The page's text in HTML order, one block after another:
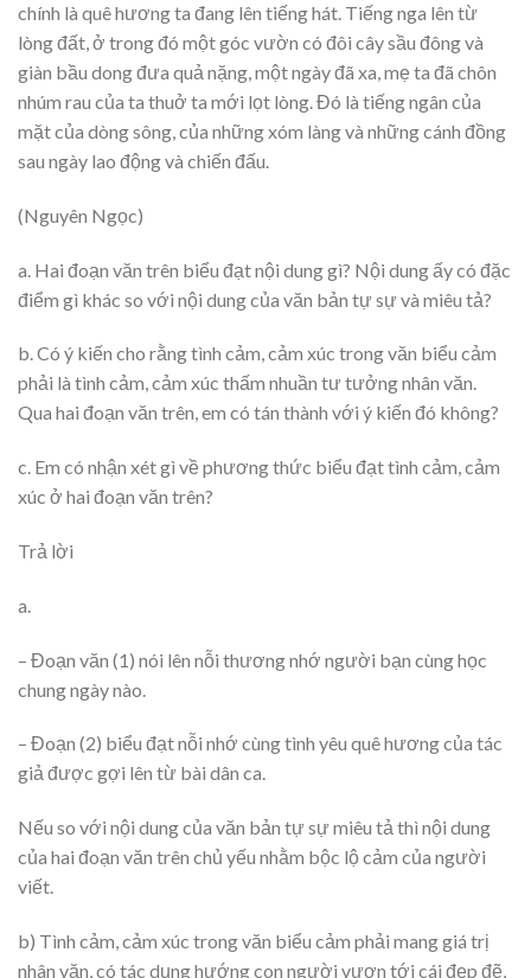
chính là quê hương ta đang lên tiếng hát. Tiếng nga lên từ
lòng đất, ở trong đó một góc vườn có đôi cây sầu đông và
giàn bầu dong đưa quả nặng, một ngày đã xa, mẹ ta đã chôn
nhúm rau của ta thuở ta mới lọt lòng. Đó là tiếng ngân của
mặt của dòng sông, của những xóm làng và những cánh đồng
sau ngày lao động và chiến đấu.
(Nguyên Ngọc)
a. Hai đoạn văn trên biểu đạt nội dung gì? Nội dung ấy có đặc
điểm gì khác so với nội dung của văn bản tự sự và miêu tả?
b. Có ý kiến cho rằng tình cảm, cảm xúc trong văn biểu cảm
phải là tình cảm, cảm xúc thấm nhuần tư tưởng nhân văn.
Qua hai đoạn văn trên, em có tán thành với ý kiến đó không?
c. Em có nhận xét gì về phương thức biểu đạt tình cảm, cảm
xúc ở hai đoạn văn trên?
Trả lời
a.
– Đoạn văn (1) nói lên nỗi thương nhớ người bạn cùng học
chung ngày nào.
– Đoạn (2) biểu đạt nỗi nhớ cùng tình yêu quê hương của tác
giả được gợi lên từ bài dân ca.
Nếu so với nội dung của văn bản tự sự miêu tả thì nội dung
của hai đoạn văn trên chủ yếu nhằm bộc lộ cảm của người
viết.
b) Tình cảm, cảm xúc trong văn biểu cảm phải mang giá trị
nhân văn, có tác dụng hướng con người vươn tới cái đẹp đẽ,